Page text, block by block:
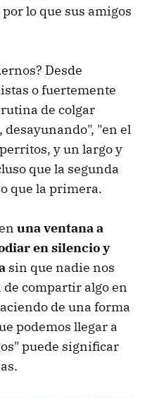
lo que sus amigos
Desde
o fuertemente
de colgar
"en el
y un largo y
que la segunda
que la primera.
una ventana a
en silencio y
sin que nadie nos
de compartir algo en
de una forma
podemos llegar a
puede significar